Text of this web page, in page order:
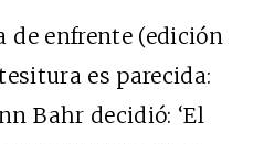
de enfrente (edición
es parecida:
Bahr decidió: ‘El